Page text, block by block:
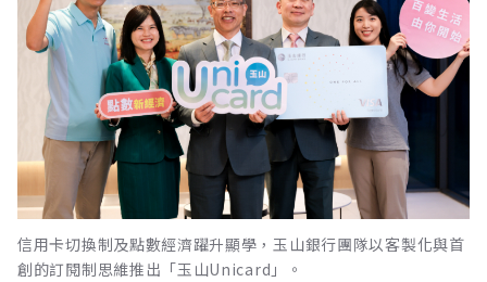
信用卡切換制及點數經濟躍升顯學，玉山銀行團隊以客製化與首
創的訂閱制思維推出「玉山Unicard」。